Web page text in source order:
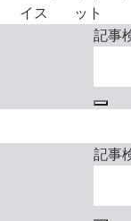
イス
ット
記事
記事